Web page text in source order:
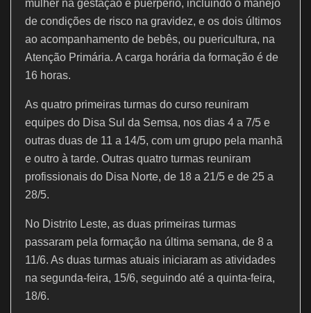
mulher na gestação e puerpério, incluindo o manejo
de condições de risco na gravidez, e os dois últimos
ao acompanhamento de bebês, ou puericultura, na
Atenção Primária. A carga horária da formação é de
16 horas.
As quatro primeiras turmas do curso reuniram
equipes do Disa Sul da Semsa, nos dias 4 a 7/5 e
outras duas de 11 a 14/5, com um grupo pela manhã
e outro à tarde. Outras quatro turmas reuniram
profissionais do Disa Norte, de 18 a 21/5 e de 25 a
28/5.
No Distrito Leste, as duas primeiras turmas
passaram pela formação na última semana, de 8 a
11/6. As duas turmas atuais iniciaram as atividades
na segunda-feira, 15/6, seguindo até a quinta-feira,
18/6.